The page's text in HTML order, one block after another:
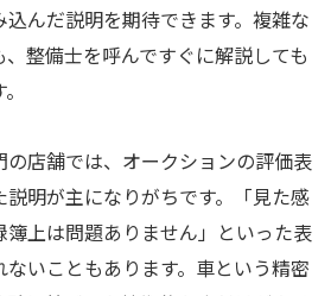
んだ説明を期待できます。複雑な
整備士を呼んですぐに解説しても
の店舗では、オークションの評価表
明が主になりがちです。「見た感
簿上は問題ありません」といった表
いこともあります。車という精密